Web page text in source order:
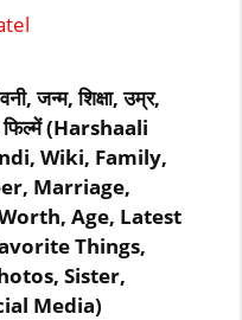
जन्म, शिक्षा, उम्र,
फिल्में (Harshaali
Wiki, Family,
Marriage,
Age, Latest
Things,
Sister,
Media)